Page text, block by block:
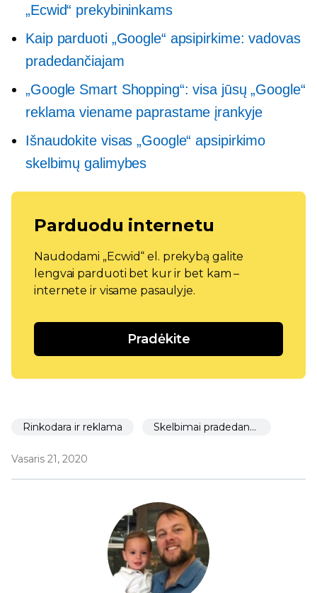
„Ecwid“ prekybininkams
Kaip parduoti „Google“ apsipirkime: vadovas
pradedančiajam
„Google Smart Shopping“: visa jūsų „Google“
reklama viename paprastame įrankyje
Išnaudokite visas „Google“ apsipirkimo
skelbimų galimybes
Parduodu internetu
Naudodami „Ecwid“ el. prekybą galite
lengvai parduoti bet kur ir bet kam –
internete ir visame pasaulyje.
Pradėkite
Rinkodara ir reklama Skelbimai pradedantiesiems
Vasaris 21, 2020